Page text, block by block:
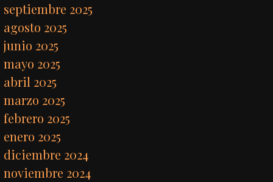
septiembre 2025
agosto 2025
junio 2025
mayo 2025
abril 2025
marzo 2025
febrero 2025
enero 2025
diciembre 2024
noviembre 2024